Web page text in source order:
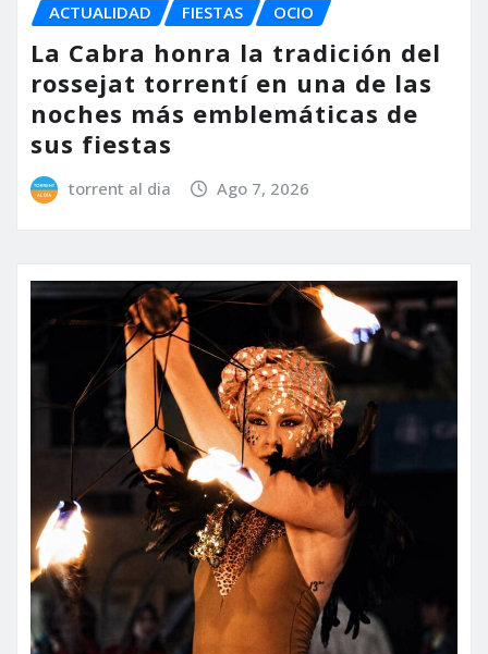
ACTUALIDAD FIESTAS OCIO
La Cabra honra la tradición del
rossejat torrentí en una de las
noches más emblemáticas de
sus fiestas
torrent al dia Ago 7, 2026